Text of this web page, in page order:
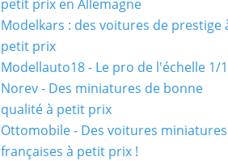
petit prix en Allemagne
Modelkars : des voitures de prestige
petit prix
Modellauto18 - Le pro de l'échelle 1/
Norev - Des miniatures de bonne
qualité à petit prix
Ottomobile - Des voitures miniatures
françaises à petit prix !